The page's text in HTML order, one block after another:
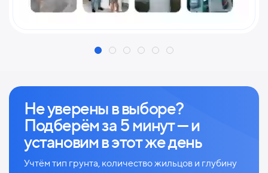
Не уверены в выборе?
Подберём за 5 минут — и
установим в этот же день
Учтём тип грунта, количество жильцов и глубину